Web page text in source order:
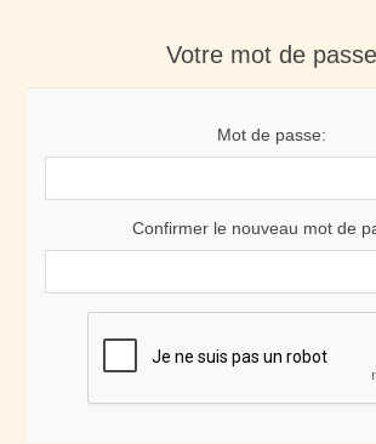
Votre mot de passe
Mot de passe:
Confirmer le nouveau mot de